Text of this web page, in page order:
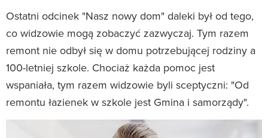
Ostatni odcinek "Nasz nowy dom" daleki był od tego,
co widzowie mogą zobaczyć zazwyczaj. Tym razem
remont nie odbył się w domu potrzebującej rodziny a
100-letniej szkole. Chociaż każda pomoc jest
wspaniała, tym razem widzowie byli sceptyczni: "Od
remontu łazienek w szkole jest Gmina i samorządy".